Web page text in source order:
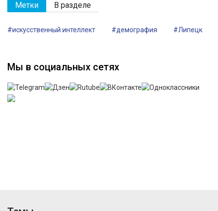
Метки В разделе
#искусственный интеллект #демография #Липецк
Мы в социальных сетях